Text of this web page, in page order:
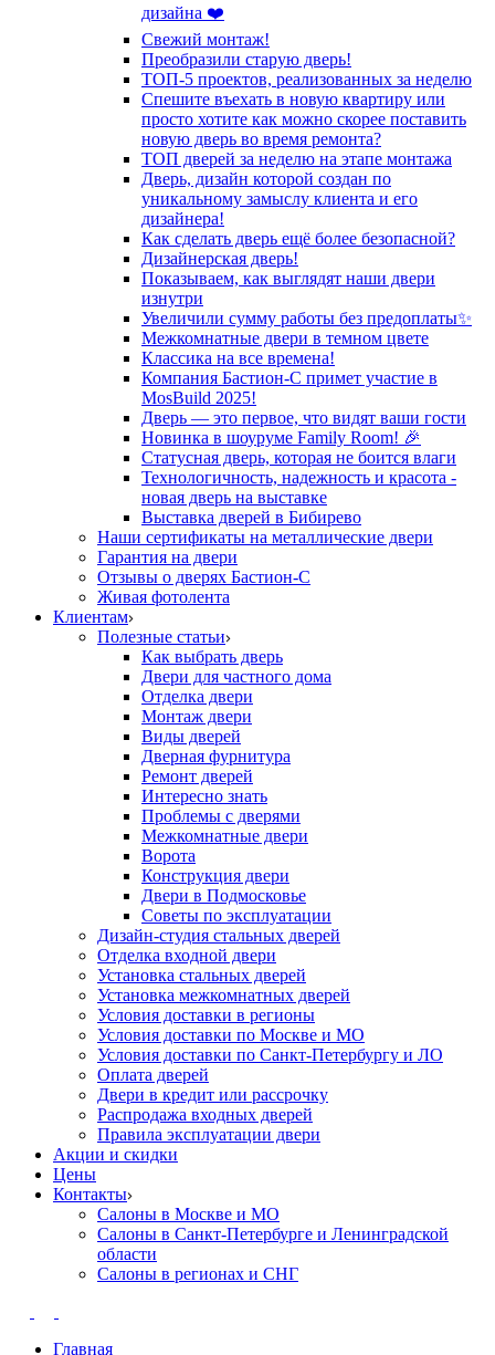
дизайна ❤️
Свежий монтаж!
Преобразили старую дверь!
ТОП-5 проектов, реализованных за неделю
Спешите въехать в новую квартиру или
просто хотите как можно скорее поставить
новую дверь во время ремонта?
ТОП дверей за неделю на этапе монтажа
Дверь, дизайн которой создан по
уникальному замыслу клиента и его
дизайнера!
Как сделать дверь ещё более безопасной?
Дизайнерская дверь!
Показываем, как выглядят наши двери
изнутри
Увеличили сумму работы без предоплаты✨
Межкомнатные двери в темном цвете
Классика на все времена!
Компания Бастион-С примет участие в
MosBuild 2025!
Дверь — это первое, что видят ваши гости
Новинка в шоуруме Family Room! 🎉
Статусная дверь, которая не боится влаги
Технологичность, надежность и красота -
новая дверь на выставке
Выставка дверей в Бибирево
Наши сертификаты на металлические двери
Гарантия на двери
Отзывы о дверях Бастион-С
Живая фотолента
Клиентам
Полезные статьи
Как выбрать дверь
Двери для частного дома
Отделка двери
Монтаж двери
Виды дверей
Дверная фурнитура
Ремонт дверей
Интересно знать
Проблемы с дверями
Межкомнатные двери
Ворота
Конструкция двери
Двери в Подмосковье
Cоветы по эксплуатации
Дизайн-студия стальных дверей
Отделка входной двери
Установка стальных дверей
Установка межкомнатных дверей
Условия доставки в регионы
Условия доставки по Москве и МО
Условия доставки по Санкт-Петербургу и ЛО
Оплата дверей
Двери в кредит или рассрочку
Распродажа входных дверей
Правила эксплуатации двери
Акции и скидки
Цены
Контакты
Салоны в Москве и МО
Салоны в Санкт-Петербурге и Ленинградской
области
Салоны в регионах и СНГ
Главная